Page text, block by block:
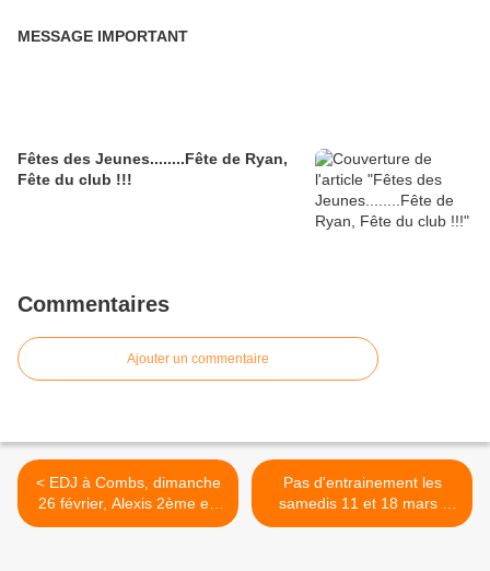
MESSAGE IMPORTANT
Fêtes des Jeunes........Fête de Ryan,
Fête du club !!!
Commentaires
Ajouter un commentaire
< EDJ à Combs, dimanche
26 février, Alexis 2ème en
M14 : Féliciations
Pas d'entrainement les
samedis 11 et 18 mars :
Compétition à Nantes et